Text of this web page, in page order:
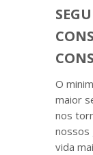
O
maior
nos
nossos
vida